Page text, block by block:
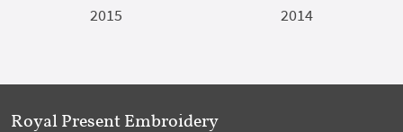
2015
2014
Royal Present Embroidery